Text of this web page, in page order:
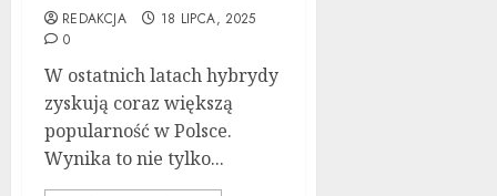
REDAKCJA
18 LIPCA, 2025
0
W ostatnich latach hybrydy
zyskują coraz większą
popularność w Polsce.
Wynika to nie tylko...